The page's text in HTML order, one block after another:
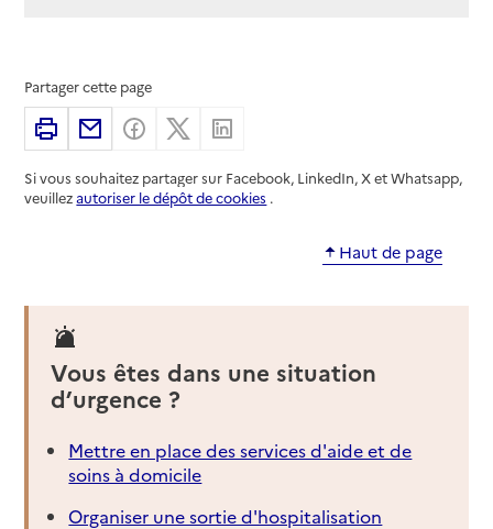
Partager cette page
ImprimerPartager par email
Partager sur Facebook
Partager sur X
Si vous souhaitez partager sur Facebook, LinkedIn, X et Whatsapp,
veuillezautoriser le dépôt de cookies .
Haut de page
Vous êtes dans une situation
d’urgence ?
Mettre en place des services d'aide et de
soins à domicile
Organiser une sortie d'hospitalisation